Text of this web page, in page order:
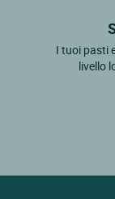
I tuoi pasti
livello